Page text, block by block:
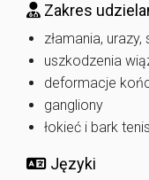
Zakres
złamania,
uszkodzenia
deformacje
gangliony
łokieć i bark
Języki